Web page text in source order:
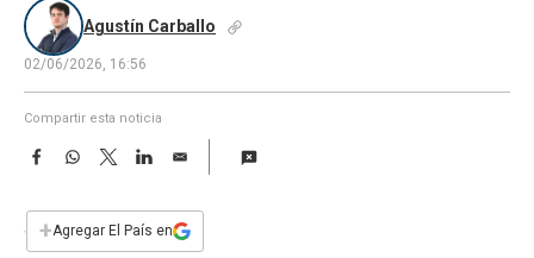
Agustín Carballo
02/06/2026, 16:56
Compartir esta noticia
F
e
b
W
s
T
w
t
L
E
i
l
+Agregar El País en